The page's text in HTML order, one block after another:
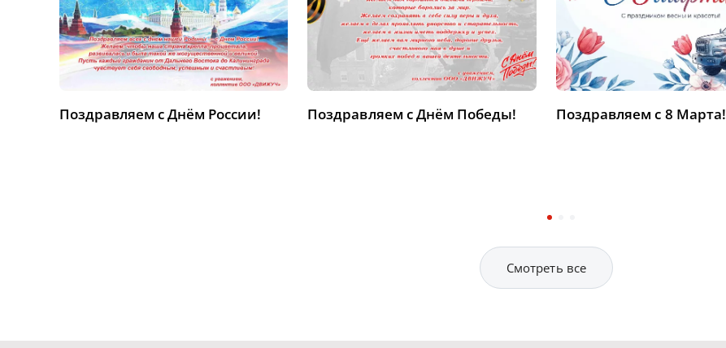
Поздравляем с Днём России! Поздравляем с Днём Победы! Поздравляем с 8 Марта!
Смотреть все